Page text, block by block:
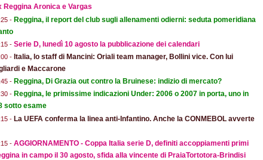
Reggina Aronica e Vargas
- Reggina, il report del club sugli allenamenti odierni: seduta pomeridiana
- Serie D, lunedì 10 agosto la pubblicazione dei calendari
- Italia, lo staff di Mancini: Oriali team manager, Bollini vice. Con lui
e Maccarone
- Reggina, Di Grazia out contro la Bruinese: indizio di mercato?
- Reggina, le primissime indicazioni Under: 2006 o 2007 in porta, uno in
sotto esame
- La UEFA conferma la linea anti-Infantino. Anche la CONMEBOL avverte
- AGGIORNAMENTO - Coppa Italia serie D, definiti accoppiamenti primi
in campo il 30 agosto, sfida alla vincente di PraiaTortotora-Brindisi